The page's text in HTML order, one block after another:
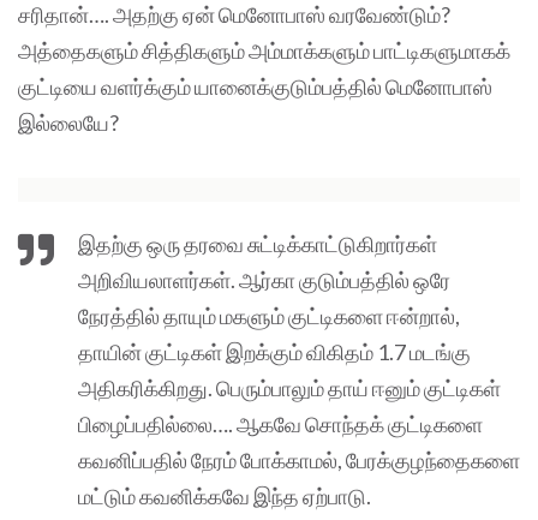
சரிதான்…. அதற்கு ஏன் மெனோபாஸ் வரவேண்டும்?
அத்தைகளும் சித்திகளும் அம்மாக்களும் பாட்டிகளுமாகக்
குட்டியை வளர்க்கும் யானைக்குடும்பத்தில் மெனோபாஸ்
இல்லையே?
இதற்கு ஒரு தரவை சுட்டிக்காட்டுகிறார்கள்
அறிவியலாளர்கள். ஆர்கா குடும்பத்தில் ஒரே
நேரத்தில் தாயும் மகளும் குட்டிகளை ஈன்றால்,
தாயின் குட்டிகள் இறக்கும் விகிதம் 1.7 மடங்கு
அதிகரிக்கிறது. பெரும்பாலும் தாய் ஈனும் குட்டிகள்
பிழைப்பதில்லை…. ஆகவே சொந்தக் குட்டிகளை
கவனிப்பதில் நேரம் போக்காமல், பேரக்குழந்தைகளை
மட்டும் கவனிக்கவே இந்த ஏற்பாடு.